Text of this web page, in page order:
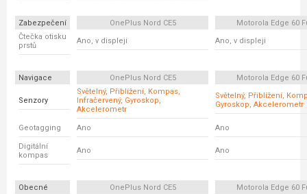
Zabezpečení OnePlus Nord CE5
Motorola Edge 60
Čtečka otisku
prstů
Ano, v displeji Ano, v displeji
Navigace OnePlus Nord CE5 Motorola Edge 60
Senzory
Světelný, Přiblížení, Kompas,
Infračervený, Gyroskop,
Akcelerometr
Světelný, Přiblížení,
Gyroskop, Akcelerometr
Geotagging Ano Ano
Digitální
kompas
Ano Ano
Obecné OnePlus Nord CE5
Motorola Edge 60